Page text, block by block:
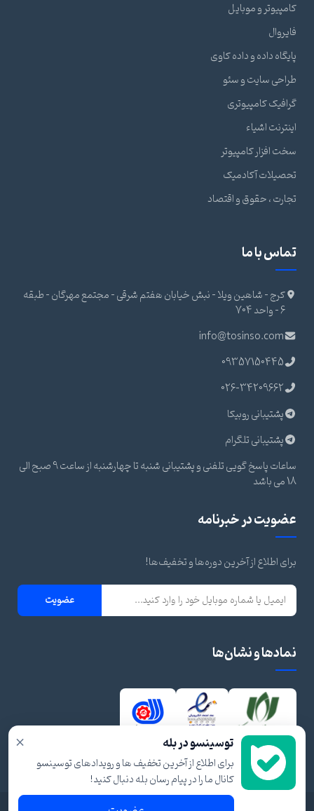
کامپیوتر و موبایل
فایروال
پایگاه داده و داده کاوی
طراحی سایت و سئو
گرافیک کامپیوتری
اینترنت اشیاء
سخت افزار کامپیوتر
تحصیلات آکادمیک
تجارت ، حقوق و اقتصاد
تماس با ما
کرج - شاهین ویلا - نبش خیابان هفتم شرقی - مجتمع مهرگان - طبقه
6 - واحد 704
info@tosinso.com
09357150445
026-34209662
پشتیبانی روبیکا
پشتیبانی تلگرام
ساعات پاسخ گویی تلفنی و پشتیبانی شنبه تا چهارشنبه از ساعت 9 صبح الی
18 می باشد
عضویت در خبرنامه
برای اطلاع از آخرین دوره‌ها و تخفیف‌ها!
عضویت
نمادها و نشان‌ها
× توسینسو در بله
برای اطلاع از آخرین تخفیف ها و رویدادهای توسینسو
کانال ما را در پیام رسان بله دنبال کنید!